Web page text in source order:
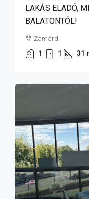
LAKÁS ELADÓ,
BALATONTÓL!
Zamárdi
1 1 31